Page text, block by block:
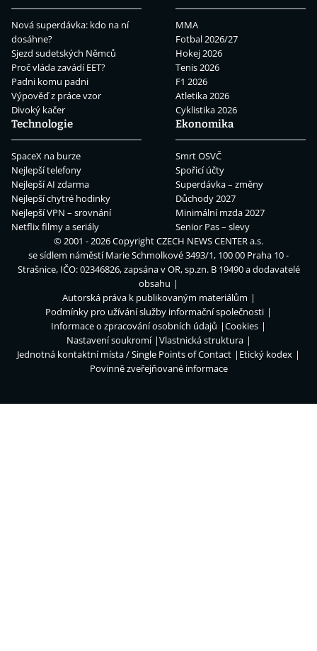
Nová superdávka: kdo na ní
dosáhne?
Sjezd sudetských Němců
Proč vláda zavádí EET?
Padni komu padni
Výpověď z práce vzor
Divoký kačer
MMA
Fotbal 2026/27
Hokej 2026
Tenis 2026
F1 2026
Atletika 2026
Cyklistika 2026
Technologie
SpaceX na burze
Nejlepší telefony
Nejlepší AI zdarma
Nejlepší chytré hodinky
Nejlepší VPN – srovnání
Netflix filmy a seriály
Ekonomika
Smrt OSVČ
Spořicí účty
Superdávka – změny
Důchody 2027
Minimální mzda 2027
Senior Pas – slevy
© 2001 - 2026 CopyrightCZECH NEWS CENTER a.s.
se sídlem náměstí Marie Schmolkové 3493/1, 100 00 Praha 10 -
Strašnice, IČO: 02346826, zapsána v OR, sp.zn. B 19490 a dodavatelé
obsahu
Autorská práva k publikovaným materiálům
Podmínky pro užívání služby informační společnosti
Informace o zpracování osobních údajů
Cookies
Nastavení soukromí
Vlastnická struktura
Jednotná kontaktní místa / Single Points of Contact
Etický kodex
Povinně zveřejňované informace